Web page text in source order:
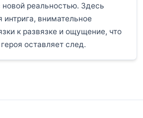
новой реальностью. Здесь
интрига, внимательное
к развязке и ощущение, что
оставляет след.